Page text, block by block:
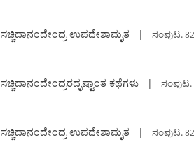
ಸಚ್ಚಿದಾನಂದೇಂದ್ರ ಉಪದೇಶಾಮೃತ | ಸಂಪುಟ.
ಸಚ್ಚಿದಾನಂದೇಂದ್ರರದೃಷ್ಟಾಂತ ಕಥೆಗಳು | ಸಂಪುಟ.
ಸಚ್ಚಿದಾನಂದೇಂದ್ರ ಉಪದೇಶಾಮೃತ | ಸಂಪುಟ.